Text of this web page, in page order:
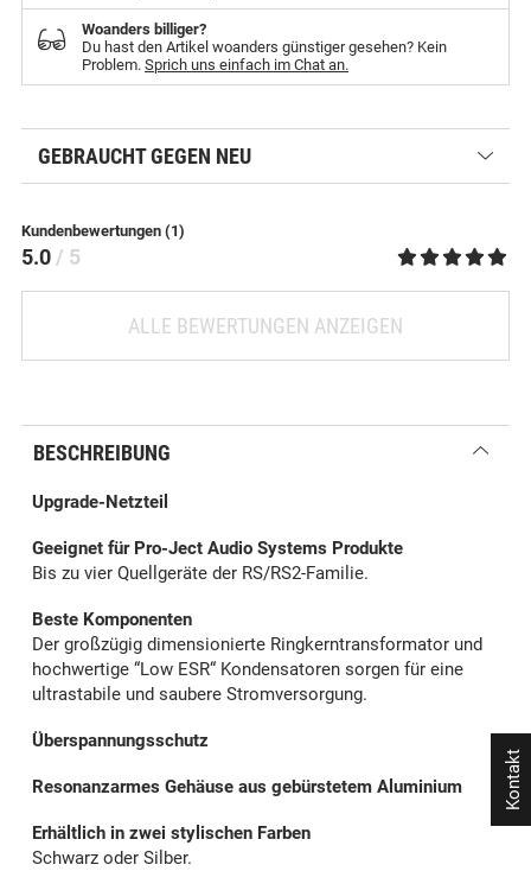
Woanders billiger?
Du hast den Artikel woanders günstiger gesehen? Kein
Problem. Sprich uns einfach im Chat an.
GEBRAUCHT GEGEN NEU
Kundenbewertungen (1)
5.0 / 5
ALLE BEWERTUNGEN ANZEIGEN
BESCHREIBUNG
Upgrade-Netzteil
Geeignet für Pro-Ject Audio Systems Produkte
Bis zu vier Quellgeräte der RS/RS2-Familie.
Beste Komponenten
Der großzügig dimensionierte Ringkerntransformator und
hochwertige “Low ESR“ Kondensatoren sorgen für eine
ultrastabile und saubere Stromversorgung.
Überspannungsschutz
Resonanzarmes Gehäuse aus gebürstetem Aluminium
Erhältlich in zwei stylischen Farben
Schwarz oder Silber.
Kontakt